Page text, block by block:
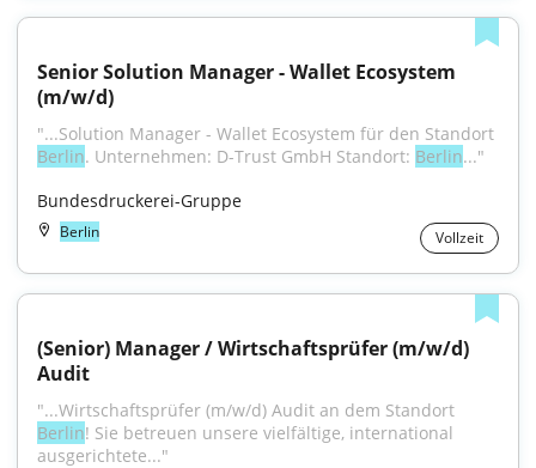
Senior Solution Manager - Wallet Ecosystem
(m/w/d)
Berlin. Unternehmen: D-Trust GmbH Standort: Berlin..."
Bundesdruckerei-Gruppe
Berlin Vollzeit
(Senior) Manager / Wirtschaftsprüfer (m/w/d)
Audit
Berlin! Sie betreuen unsere vielfältige, international
ausgerichtete..."